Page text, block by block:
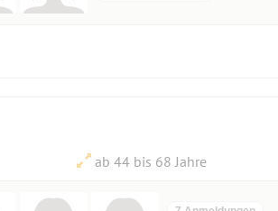
ab 44 bis 68 Jahre